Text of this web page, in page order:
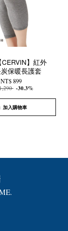
CERVIN】紅外
保暖長護套
NT$ 899
-30.3%
加入購物車